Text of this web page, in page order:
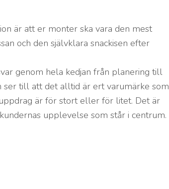
är att er monter ska vara den mest
och den självklara snackisen efter
genom hela kedjan från planering till
ser till att det alltid är ert varumärke som
är för stort eller för litet. Det är
upplevelse som står i centrum.